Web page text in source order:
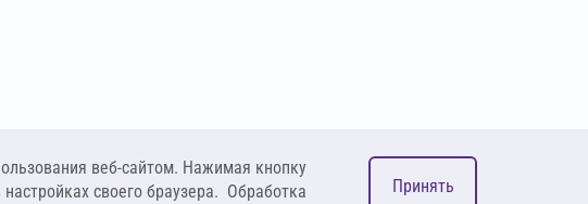
веб-сайтом. Нажимая кнопку
своего браузера. Обработка
Принять